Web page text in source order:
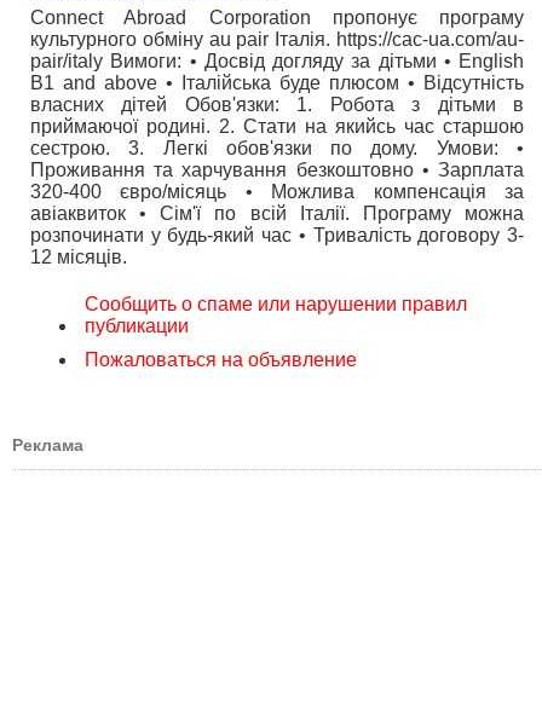
Connect Abroad Corporation пропонує програму
культурного обміну au pair Італія. https://cac-ua.com/au-
pair/italy Вимоги: • Досвід догляду за дітьми • English
B1 and above • Італійська буде плюсом • Відсутність
власних дітей Обов'язки: 1. Робота з дітьми в
приймаючої родині. 2. Стати на якийсь час старшою
сестрою. 3. Легкі обов'язки по дому. Умови: •
Проживання та харчування безкоштовно • Зарплата
320-400 євро/місяць • Можлива компенсація за
авіаквиток • Сім'ї по всій Італії. Програму можна
розпочинати у будь-який час • Тривалість договору 3-
12 місяців.
Сообщить о спаме или нарушении правил
публикации
Пожаловаться на объявление
Реклама